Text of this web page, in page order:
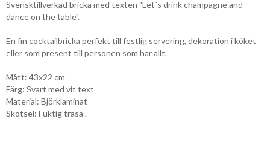
Svensktillverkad bricka med texten "Let´s drink champagne and
dance on the table".
En fin cocktailbricka perfekt till festlig servering, dekoration i köket
eller som present till personen som har allt.
Mått: 43x22 cm
Färg: Svart med vit text
Material: Björklaminat
Skötsel: Fuktig trasa .